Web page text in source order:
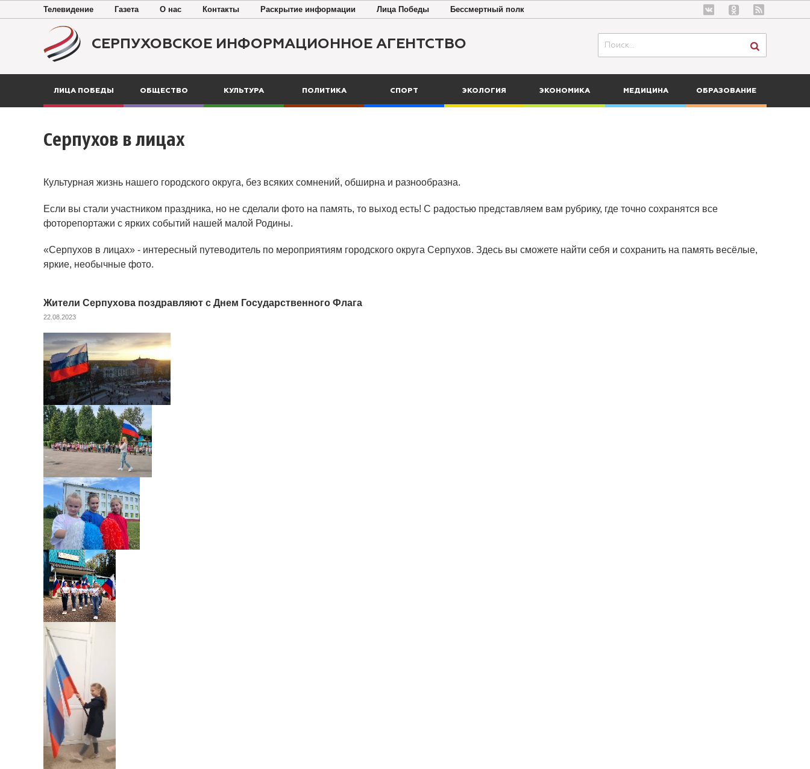
Телевидение Газета О нас Контакты Раскрытие информации Лица Победы Бессмертный полк
СЕРПУХОВСКОЕ ИНФОРМАЦИОННОЕ АГЕНТСТВО
ЛИЦА ПОБЕДЫ ОБЩЕСТВО КУЛЬТУРА ПОЛИТИКА СПОРТ ЭКОЛОГИЯ ЭКОНОМИКА МЕДИЦИНА ОБРАЗОВАНИЕ
Серпухов в лицах
Культурная жизнь нашего городского округа, без всяких сомнений, обширна и разнообразна.
Если вы стали участником праздника, но не сделали фото на память, то выход есть! С радостью представляем вам рубрику, где точно сохранятся все
фоторепортажи с ярких событий нашей малой Родины.
«Серпухов в лицах» - интересный путеводитель по мероприятиям городского округа Серпухов. Здесь вы сможете найти себя и сохранить на память весёлые,
яркие, необычные фото.
Жители Серпухова поздравляют с Днем Государственного Флага
22.08.2023